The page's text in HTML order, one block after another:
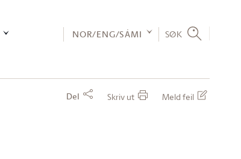
NOR/ENG/SÁMI SØK
Del Skriv ut Meld feil